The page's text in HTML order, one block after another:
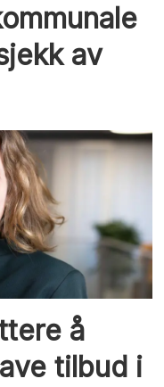
av
å
tilbud i